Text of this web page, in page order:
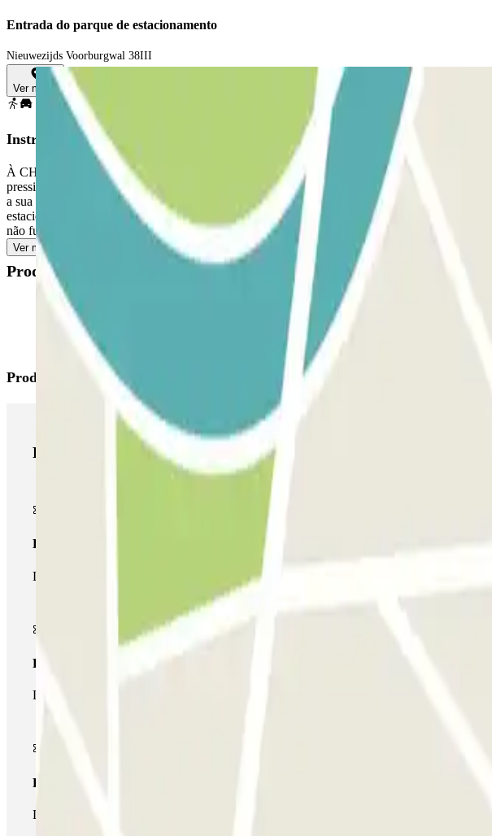
Entrada do parque de estacionamento
Nieuwezijds Voorburgwal 38III
Ver mapa
Instruções
À CHEGADA: Entre no estacionamento. PARA ABRIR A BARRAGEM: Aproxime-se da
pressionar nenhum botão. Estacione em qualquer vaga disponível. SE A BARRAGEM
a sua matrícula, aproxime o código QR do leitor. Se ainda assim não funcionar, ligue
estacionamento. PARA SAIR: Aproxime-se da barreira. O leitor de matrículas reconhecerá o
não funcionar, escaneie o código QR no terminal de saída. A reserva permite sempre entradas e
Ver mais
Produtos disponíveis
Produtos Parclick
Produtos Parclick
Passe simples
Durante a sua estadia, só poderá entrar e sair do parque de estacionamento uma vez.
Passe multiestacionamento
Durante a sua estadia, pode utilizar toda a rede de parques de estacionamento deste
Passe ilimitado
Durante a sua estadia, pode entrar e sair do parque de estacionamento as vezes que quiser.